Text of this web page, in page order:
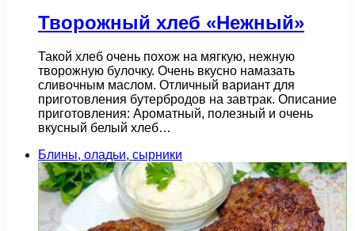
Творожный хлеб «Нежный»
Такой хлеб очень похож на мягкую, нежную
творожную булочку. Очень вкусно намазать
сливочным маслом. Отличный вариант для
приготовления бутербродов на завтрак. Описание
приготовления: Ароматный, полезный и очень
вкусный белый хлеб…
Блины, оладьи, сырники